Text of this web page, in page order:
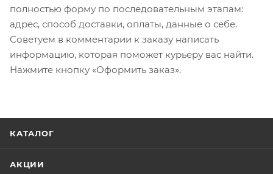
полностью форму по последовательным этапам:
адрес, способ доставки, оплаты, данные о себе.
Советуем в комментарии к заказу написать
информацию, которая поможет курьеру вас найти.
Нажмите кнопку «Оформить заказ».
КАТАЛОГ
АКЦИИ